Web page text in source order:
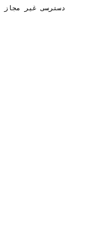
دسترسی غیر مجاز